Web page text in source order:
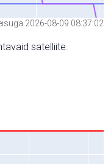
2026-08-09 08:37:02
satelliite.